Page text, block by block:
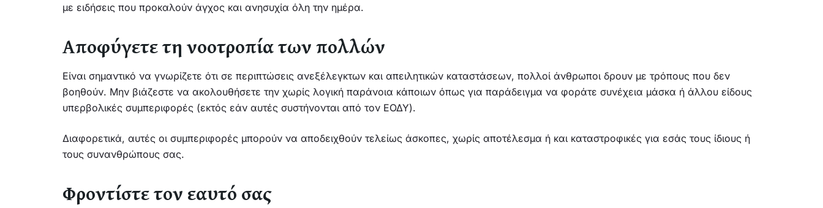
με ειδήσεις που προκαλούν άγχος και ανησυχία όλη την ημέρα.
Αποφύγετε τη νοοτροπία των πολλών
Είναι σημαντικό να γνωρίζετε ότι σε περιπτώσεις ανεξέλεγκτων και απειλητικών καταστάσεων, πολλοί άνθρωποι δρουν με τρόπους που δεν
βοηθούν. Μην βιάζεστε να ακολουθήσετε την χωρίς λογική παράνοια κάποιων όπως για παράδειγμα να φοράτε συνέχεια μάσκα ή άλλου είδους
υπερβολικές συμπεριφορές (εκτός εάν αυτές συστήνονται από τον ΕΟΔΥ).
Διαφορετικά, αυτές οι συμπεριφορές μπορούν να αποδειχθούν τελείως άσκοπες, χωρίς αποτέλεσμα ή και καταστροφικές για εσάς τους ίδιους ή
τους συνανθρώπους σας.
Φροντίστε τον εαυτό σας